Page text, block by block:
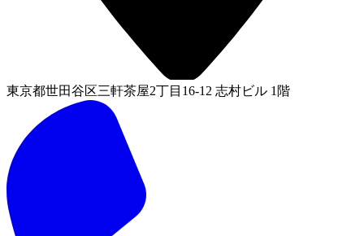
東京都世田谷区三軒茶屋2丁目16-12 志村ビル 1階